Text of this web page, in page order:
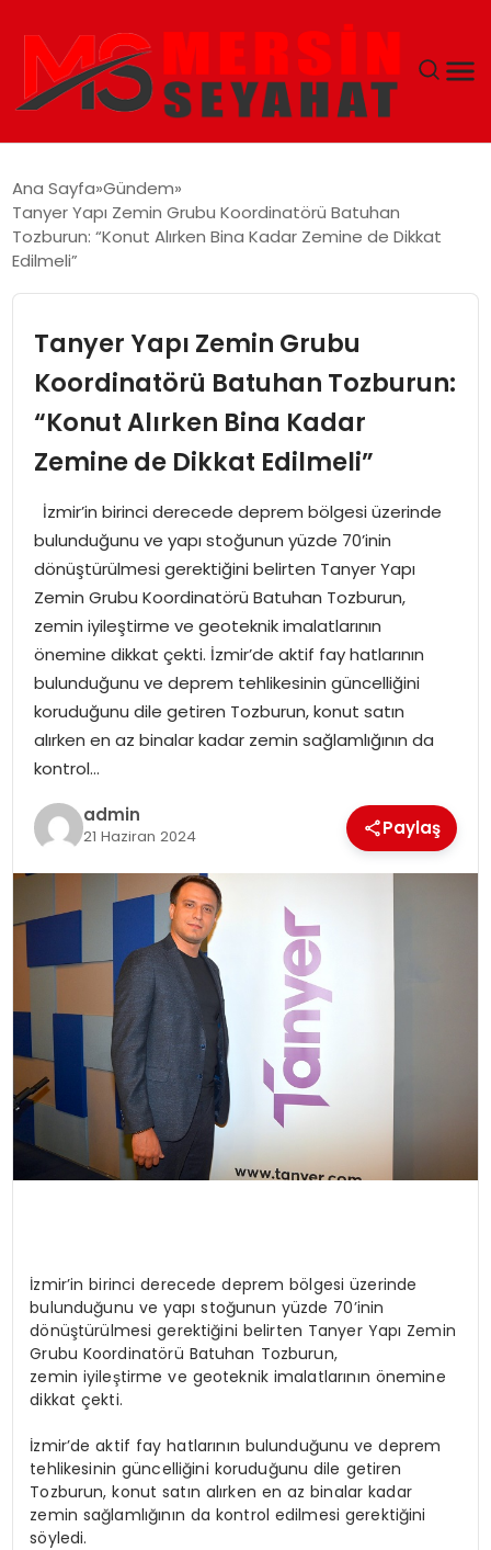
EKONOMI
TEKNOLOJI
GÜNCEL
Ana Sayfa Gündem
Tanyer Yapı Zemin Grubu Koordinatörü Batuhan
Tozburun: “Konut Alırken Bina Kadar Zemine de Dikkat
Edilmeli”
Tanyer Yapı Zemin Grubu
Koordinatörü Batuhan Tozburun:
“Konut Alırken Bina Kadar
Zemine de Dikkat Edilmeli”
İzmir’in birinci derecede deprem bölgesi üzerinde
bulunduğunu ve yapı stoğunun yüzde 70’inin
dönüştürülmesi gerektiğini belirten Tanyer Yapı
Zemin Grubu Koordinatörü Batuhan Tozburun,
zemin iyileştirme ve geoteknik imalatlarının
önemine dikkat çekti. İzmir’de aktif fay hatlarının
bulunduğunu ve deprem tehlikesinin güncelliğini
koruduğunu dile getiren Tozburun, konut satın
alırken en az binalar kadar zemin sağlamlığının da
kontrol…
admin
21 Haziran 2024 Paylaş
İzmir’in birinci derecede deprem bölgesi üzerinde
bulunduğunu ve yapı stoğunun yüzde 70’inin
dönüştürülmesi gerektiğini belirten Tanyer Yapı Zemin
Grubu Koordinatörü Batuhan Tozburun,
zemin iyileştirme ve geoteknik imalatlarının önemine
dikkat çekti.
İzmir’de aktif fay hatlarının bulunduğunu ve deprem
tehlikesinin güncelliğini koruduğunu dile getiren
Tozburun, konut satın alırken en az binalar kadar
zemin sağlamlığının da kontrol edilmesi gerektiğini
söyledi.